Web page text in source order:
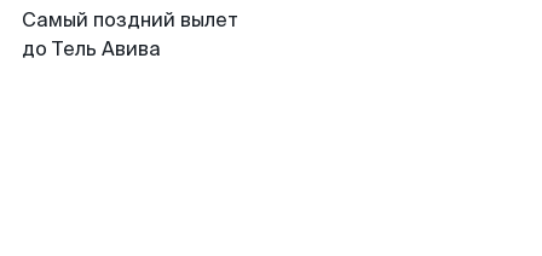
Самый поздний вылет
до Тель Авива